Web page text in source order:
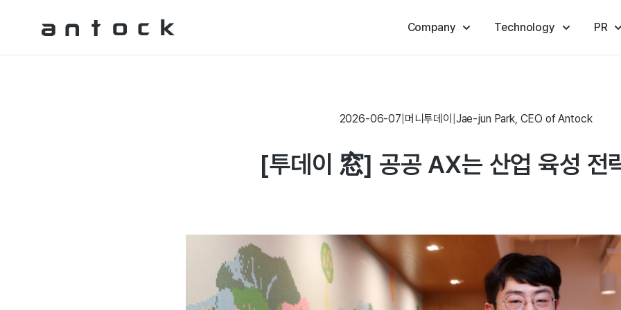
Company Technology PR
2026-06-07 머니투데이 Jae-jun Park, CEO of Antock
[투데이 窓] 공공 AX는 산업 육성 전